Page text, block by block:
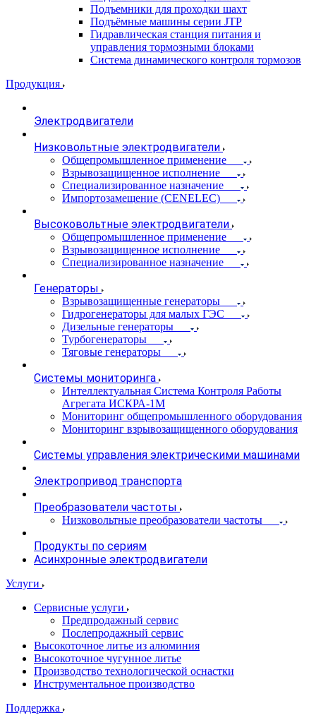
Подъемники для проходки шахт
Подъёмные машины серии JTP
Гидравлическая станция питания и
управления тормозными блоками
Система динамического контроля тормозов
Продукция
Электродвигатели
Низковольтные электродвигатели
Общепромышленное применение
Взрывозащищенное исполнение
Специализированное назначение
Импортозамещение (CENELEC)
Высоковольтные электродвигатели
Общепромышленное применение
Взрывозащищенное исполнение
Специализированное назначение
Генераторы
Взрывозащищенные генераторы
Гидрогенераторы для малых ГЭС
Дизельные генераторы
Турбогенераторы
Тяговые генераторы
Системы мониторинга
Интеллектуальная Система Контроля Работы
Агрегата ИСКРА-1М
Мониторинг общепромышленного оборудования
Мониторинг взрывозащищенного оборудования
Системы управления электрическими машинами
Электропривод транспорта
Преобразователи частоты
Низковольтные преобразователи частоты
Продукты по сериям
Асинхронные электродвигатели
Услуги
Сервисные услуги
Предпродажный сервис
Послепродажный сервис
Высокоточное литье из алюминия
Высокоточное чугунное литье
Производство технологической оснастки
Инструментальное производство
Поддержка